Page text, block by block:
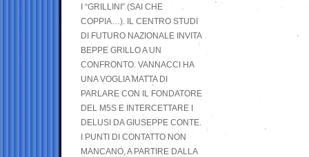
I “GRILLINI” (SAI CHE
COPPIA…). IL CENTRO STUDI
DI FUTURO NAZIONALE INVITA
BEPPE GRILLO A UN
CONFRONTO. VANNACCI HA
UNA VOGLIA MATTA DI
PARLARE CON IL FONDATORE
DEL M5S E INTERCETTARE I
DELUSI DA GIUSEPPE CONTE.
I PUNTI DI CONTATTO NON
MANCANO, A PARTIRE DALLA